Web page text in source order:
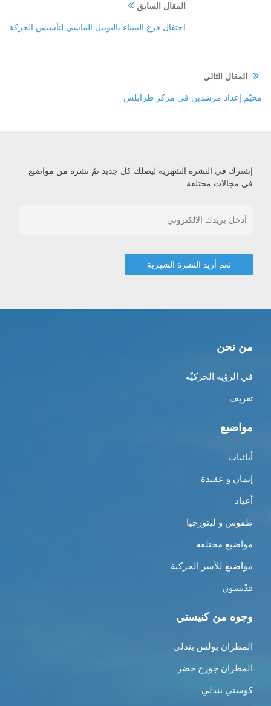
المقال السابق
احتفال فرع الميناء باليوبيل الماسي لتأسيس الحركة
المقال التالي
مخيّم إعداد مرشدين في مركز طرابلس
إشترك في النشرة الشهرية ليصلك كل جديد تمّ نشره من مواضيع
في مجالات مختلفة
من نحن
في الرؤية الحركيّة
تعريف
مواضيع
أبائيات
إيمان و عقيدة
أعياد
طقوس و ليتورجيا
مواضيع مختلفة
مواضيع للأسر الحركية
قدّيسون
وجوه من كنيستي
المطران بولس بندلي
المطران جورج خضر
كوستي بندلي